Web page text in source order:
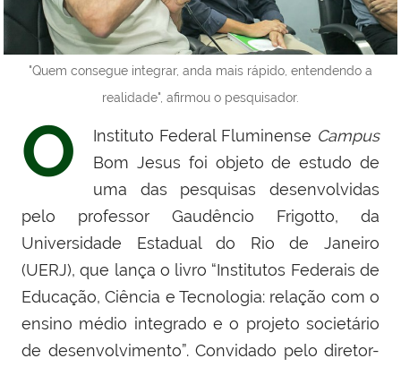
"Quem consegue integrar, anda mais rápido, entendendo a
realidade", afirmou o pesquisador.
O Instituto Federal Fluminense Campus
Bom Jesus foi objeto de estudo de
uma das pesquisas desenvolvidas
pelo professor Gaudêncio Frigotto, da
Universidade Estadual do Rio de Janeiro
(UERJ), que lança o livro “Institutos Federais de
Educação, Ciência e Tecnologia: relação com o
ensino médio integrado e o projeto societário
de desenvolvimento”. Convidado pelo diretor-